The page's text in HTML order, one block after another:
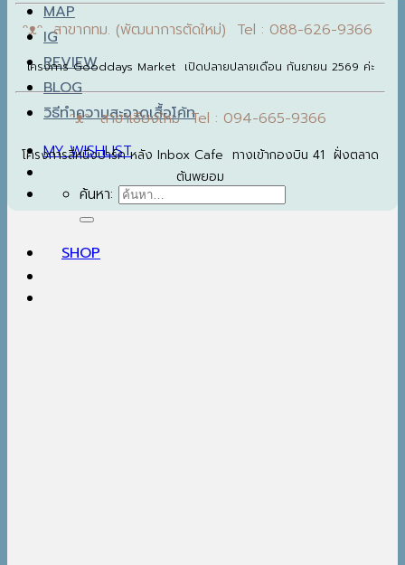
MAP
IG
REVIEW
BLOG
วิธีทำความสะอาดเสื้อโค้ท
MY WISHLIST
ค้นหา:
SHOP
ᵔᴥᵔ สาขากทม. (พัฒนาการตัดใหม่) Tel : 088-626-9366
โครงการ Gooddays Market เปิดปลายปลายเดือน กันยายน 2569 ค่ะ
ᵔᴥᵔ สาขาเชียงใหม่ Tel : 094-665-9366
โครงการสี่หนึ่งปาร์ค หลัง Inbox Cafe ทางเข้ากองบิน 41 ฝั่งตลาด
ต้นพยอม